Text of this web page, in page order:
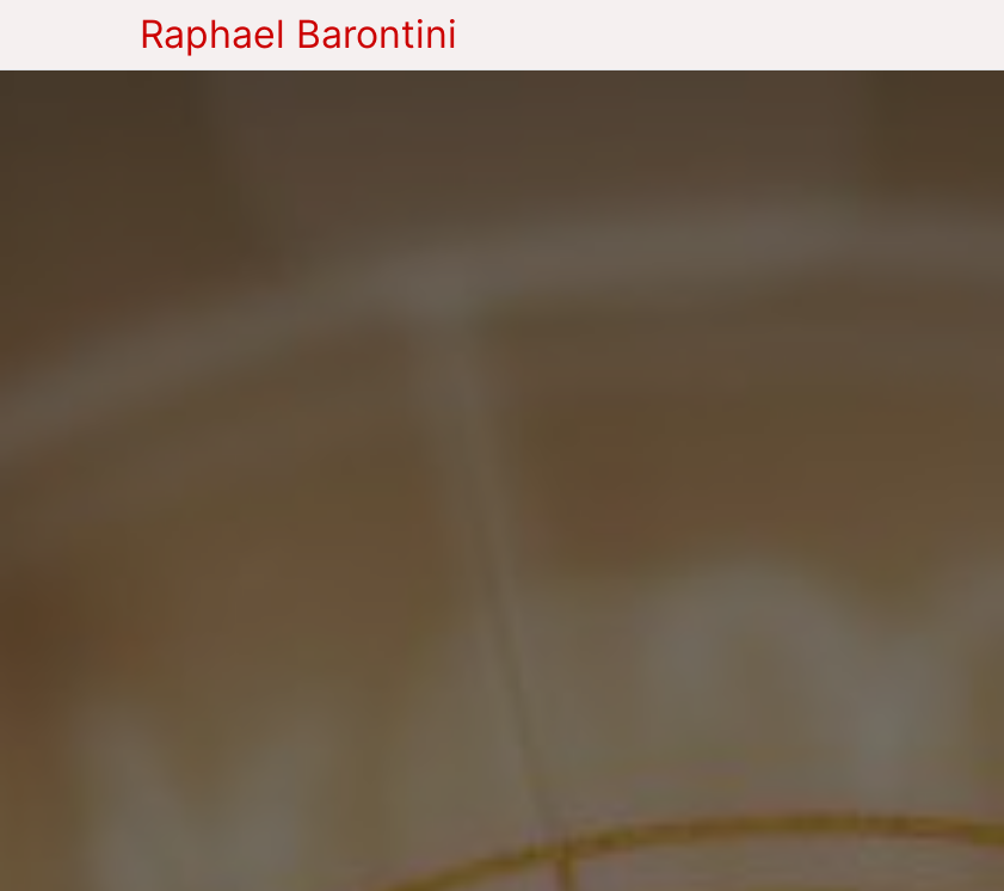
Raphael Barontini